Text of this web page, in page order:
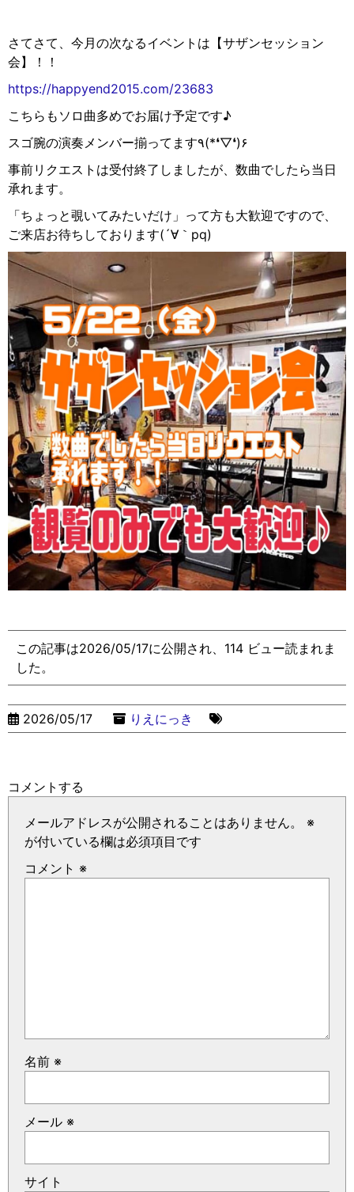
さてさて、今月の次なるイベントは【サザンセッション
会】！！
https://happyend2015.com/23683
こちらもソロ曲多めでお届け予定です♪
スゴ腕の演奏メンバー揃ってます٩(*❛▽❛)۶
事前リクエストは受付終了しましたが、数曲でしたら当日
承れます。
「ちょっと覗いてみたいだけ」って方も大歓迎ですので、
ご来店お待ちしております(´∀｀pq)
この記事は2026/05/17に公開され、114 ビュー読まれま
した。
2026/05/17 りえにっき
コメントする
メールアドレスが公開されることはありません。
※
が付いている欄は必須項目です
コメント ※
名前 ※
メール ※
サイト